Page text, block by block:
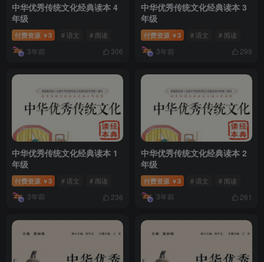
中华优秀传统文化经典读本 4
年级
付费资源 ￥3 # 语文 # 阅读
3年前 306
中华优秀传统文化经典读本 3
年级
付费资源 ￥3 # 语文 # 阅读
3年前 299
中华优秀传统文化经典读本 1
年级
付费资源 ￥3 # 语文 # 阅读
3年前 236
中华优秀传统文化经典读本 2
年级
付费资源 ￥3 # 语文 # 阅读
3年前 261